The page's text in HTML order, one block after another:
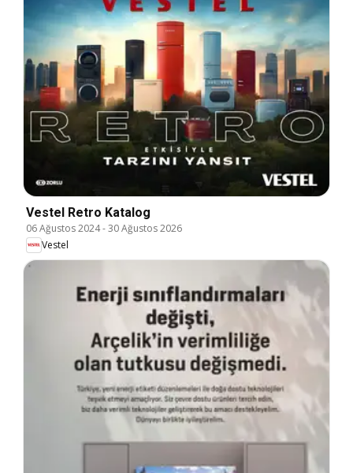
Vestel Retro Katalog
06 Ağustos 2024-30 Ağustos 2026
Vestel